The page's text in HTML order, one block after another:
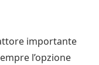
importante
l’opzione